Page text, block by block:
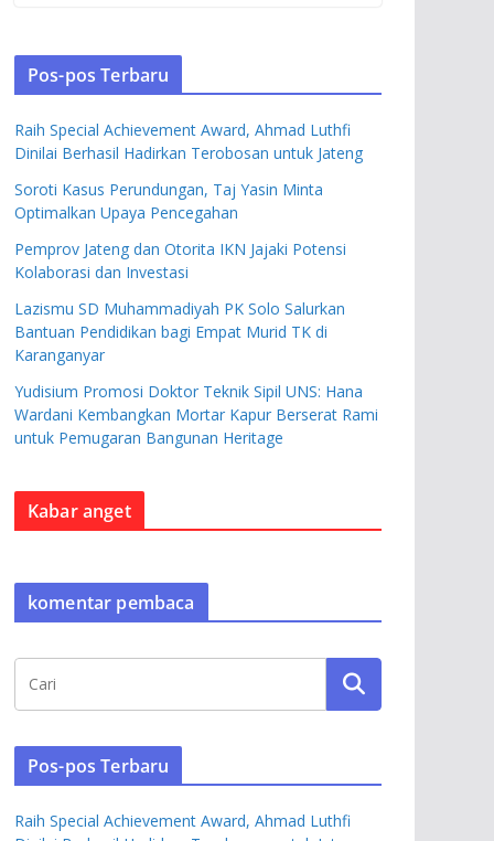
Pos-pos Terbaru
Raih Special Achievement Award, Ahmad Luthfi
Dinilai Berhasil Hadirkan Terobosan untuk Jateng
Soroti Kasus Perundungan, Taj Yasin Minta
Optimalkan Upaya Pencegahan
Pemprov Jateng dan Otorita IKN Jajaki Potensi
Kolaborasi dan Investasi
Lazismu SD Muhammadiyah PK Solo Salurkan
Bantuan Pendidikan bagi Empat Murid TK di
Karanganyar
Yudisium Promosi Doktor Teknik Sipil UNS: Hana
Wardani Kembangkan Mortar Kapur Berserat Rami
untuk Pemugaran Bangunan Heritage
Kabar anget
komentar pembaca
Pos-pos Terbaru
Raih Special Achievement Award, Ahmad Luthfi